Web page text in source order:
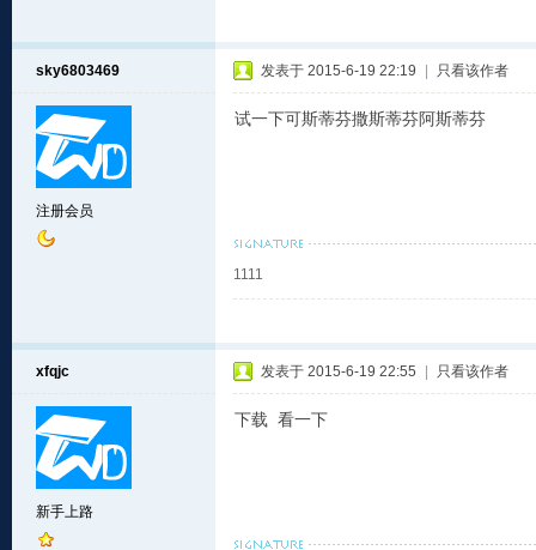
sky6803469
注册会员
发表于 2015-6-19 22:19 只看该作者
试一下可斯蒂芬撒斯蒂芬阿斯蒂芬
1111
xfqjc
新手上路
发表于 2015-6-19 22:55 只看该作者
下载 看一下